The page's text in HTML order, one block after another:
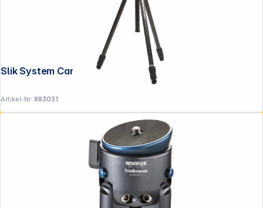
Slik System Carbon 73
Artikel-Nr.:883031